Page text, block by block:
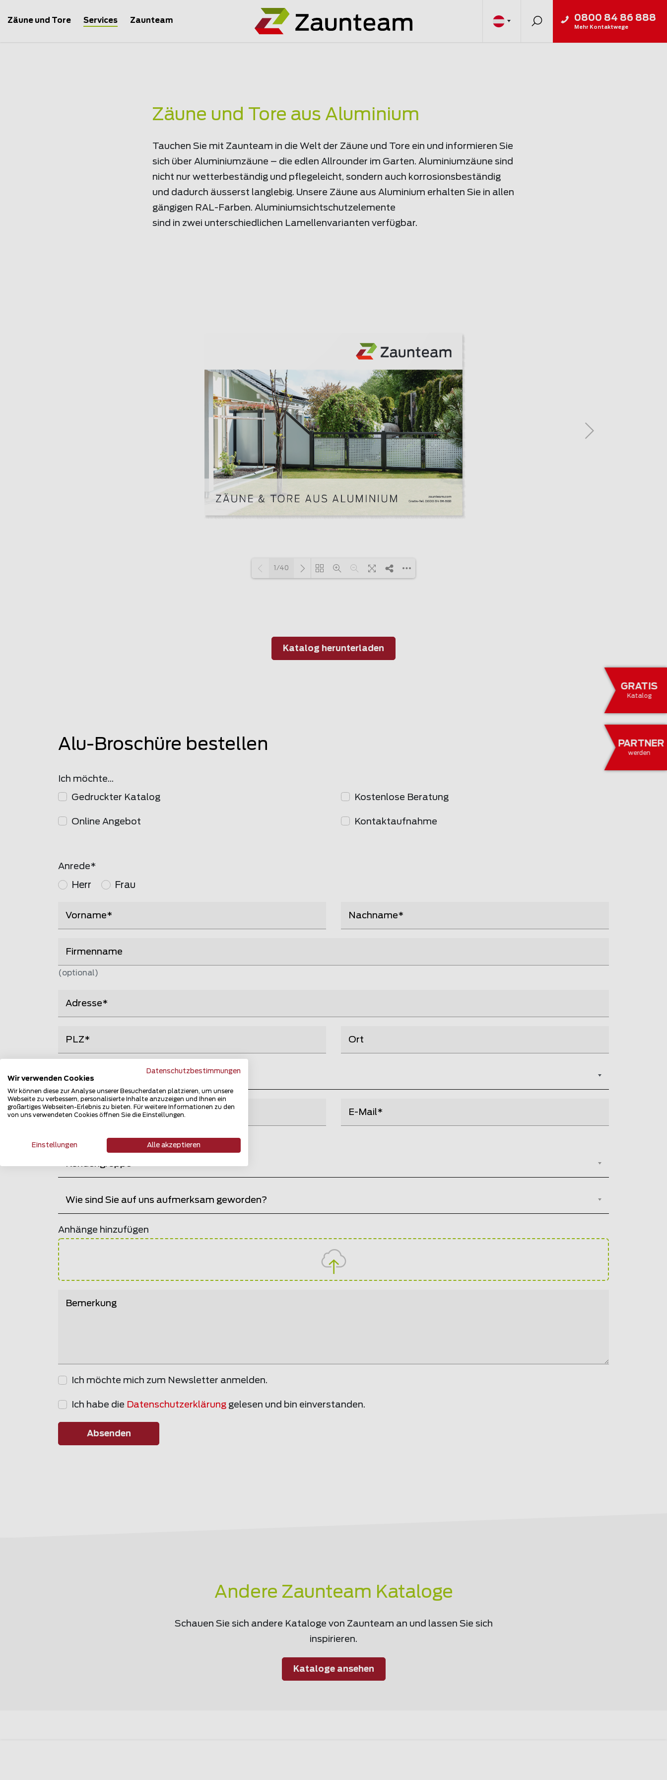
GRATIS
Katalog
PARTNER
werden
Zäune und Tore Services Zaunteam 0800 84 86 888
Mehr Kontaktwege
Zäune und Tore aus Aluminium
Tauchen Sie mit Zaunteam in die Welt der Zäune und Tore ein und informieren Sie
sich über Aluminiumzäune – die edlen Allrounder im Garten. Aluminiumzäune sind
nicht nur wetterbeständig und pflegeleicht, sondern auch korrosionsbeständig
und dadurch äusserst langlebig. Unsere Zäune aus Aluminium erhalten Sie in allen
gängigen RAL-Farben. Aluminiumsichtschutzelemente
sind in zwei unterschiedlichen Lamellenvarianten verfügbar.
1/40
Katalog herunterladen
Alu-Broschüre bestellen
Ich möchte...
Gedruckter Katalog Kostenlose Beratung
Online Angebot Kontaktaufnahme
Anrede
Herr Frau
Vorname Nachname
Firmenname
(optional)
Adresse
PLZ Ort
Österreich
Telefon E-Mail
Bitte wählen
Wie sind Sie auf uns aufmerksam geworden?
Anhänge hinzufügen
Bemerkung
Ich möchte mich zum Newsletter anmelden.
Ich habe die Datenschutzerklärung gelesen und bin einverstanden.
Absenden
Andere Zaunteam Kataloge
Schauen Sie sich andere Kataloge von Zaunteam an und lassen Sie sich
inspirieren.
Kataloge ansehen
Datenschutzbestimmungen
Wir verwenden Cookies
Wir können diese zur Analyse unserer Besucherdaten platzieren, um unsere
Webseite zu verbessern, personalisierte Inhalte anzuzeigen und Ihnen ein
großartiges Webseiten-Erlebnis zu bieten. Für weitere Informationen zu den
von uns verwendeten Cookies öffnen Sie die Einstellungen.
Einstellungen Alle akzeptieren